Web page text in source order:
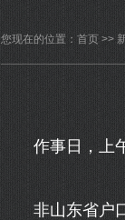
行业资讯
常见问题
您现在的位置： 首页 >>
作事日，上午
非山东省户口